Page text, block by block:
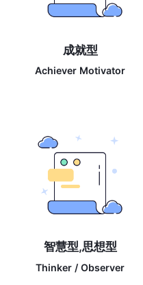
成就型
Achiever Motivator
智慧型,思想型
Thinker / Observer